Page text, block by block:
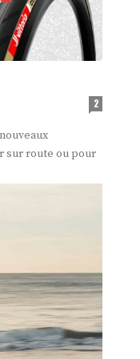
2
sur route ou pour